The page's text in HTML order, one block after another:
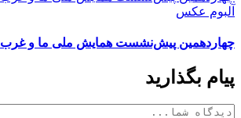
آلبوم عکس
چهاردهمین پیش‌نشست همایش ملی ما و غرب
پیام بگذارید
دیدگاه